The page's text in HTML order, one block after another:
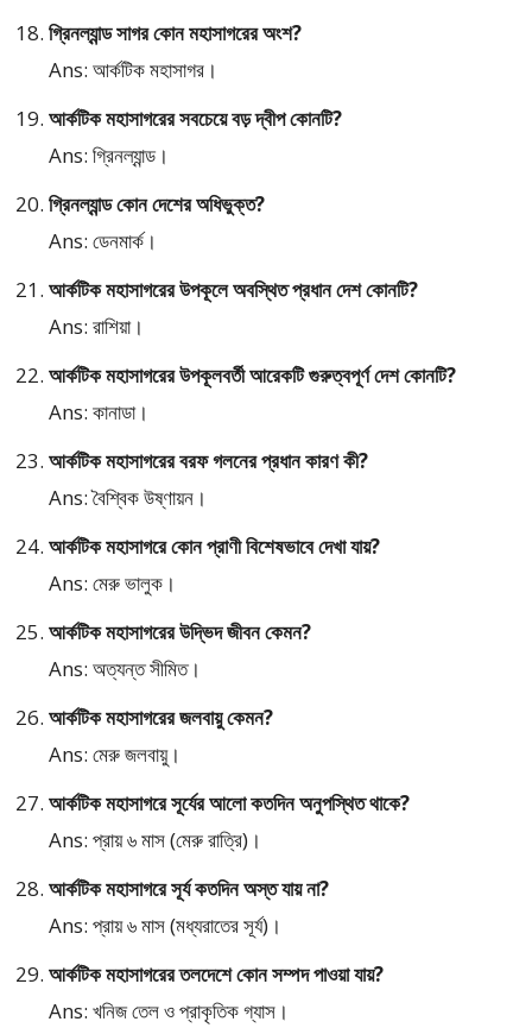
গ্রিনল্যান্ড সাগর কোন মহাসাগরের অংশ?
Ans: আর্কটিক মহাসাগর।
আর্কটিক মহাসাগরের সবচেয়ে বড় দ্বীপ কোনটি?
Ans: গ্রিনল্যান্ড।
গ্রিনল্যান্ড কোন দেশের অধিভুক্ত?
Ans: ডেনমার্ক।
আর্কটিক মহাসাগরের উপকূলে অবস্থিত প্রধান দেশ কোনটি?
Ans: রাশিয়া।
আর্কটিক মহাসাগরের উপকূলবর্তী আরেকটি গুরুত্বপূর্ণ দেশ কোনটি?
Ans: কানাডা।
আর্কটিক মহাসাগরের বরফ গলনের প্রধান কারণ কী?
Ans: বৈশ্বিক উষ্ণায়ন।
আর্কটিক মহাসাগরে কোন প্রাণী বিশেষভাবে দেখা যায়?
Ans: মেরু ভালুক।
আর্কটিক মহাসাগরের উদ্ভিদ জীবন কেমন?
Ans: অত্যন্ত সীমিত।
আর্কটিক মহাসাগরের জলবায়ু কেমন?
Ans: মেরু জলবায়ু।
আর্কটিক মহাসাগরে সূর্যের আলো কতদিন অনুপস্থিত থাকে?
Ans: প্রায় ৬ মাস (মেরু রাত্রি)।
আর্কটিক মহাসাগরে সূর্য কতদিন অস্ত যায় না?
Ans: প্রায় ৬ মাস (মধ্যরাতের সূর্য)।
আর্কটিক মহাসাগরের তলদেশে কোন সম্পদ পাওয়া যায়?
Ans: খনিজ তেল ও প্রাকৃতিক গ্যাস।